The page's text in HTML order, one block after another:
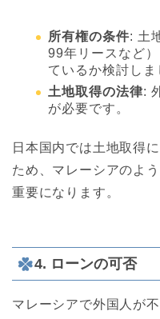
所有権の条件: 土
99年リースなど
ているか検討しま
土地取得の法律:
が必要です。
日本国内では土地取得
ため、マレーシアのよ
重要になります。
4. ローンの可否
マレーシアで外国人が